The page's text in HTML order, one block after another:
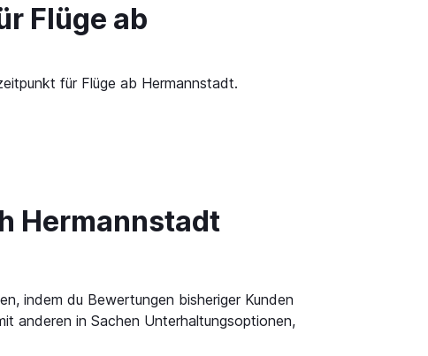
Flüge ab
für Flüge ab Hermannstadt.
Hermannstadt
indem du Bewertungen bisheriger Kunden
anderen in Sachen Unterhaltungsoptionen,